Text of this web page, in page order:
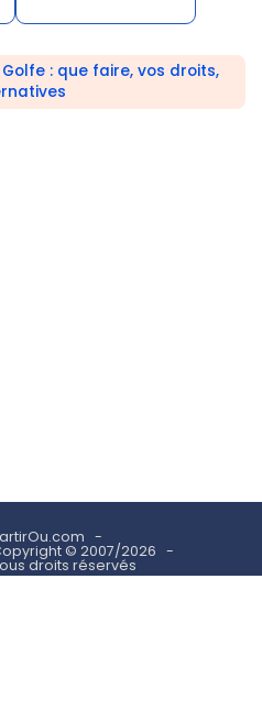
: que faire, vos droits,
© 2007/2026
droits réservés